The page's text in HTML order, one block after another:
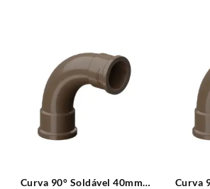
Curva 90° Soldável 40mm
Curva